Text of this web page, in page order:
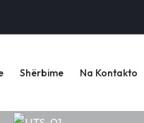
Shërbime Na Kontakto